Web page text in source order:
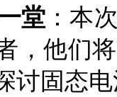
堂 ：本
，他们
讨固态